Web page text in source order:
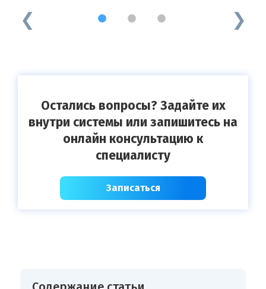
1 2 3
Остались вопросы? Задайте их
внутри системы или запишитесь на
онлайн консультацию к
специалисту
Записаться